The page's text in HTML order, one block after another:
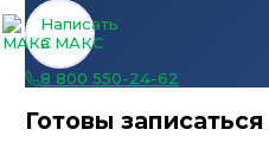
Написать
в МАКС
8 800 550-24-62
Готовы